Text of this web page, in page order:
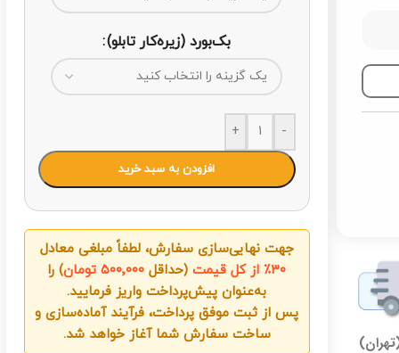
بک‌بورد (زیره‌کار تابلو)
-
+
افزودن به سبد خرید
جهت نهایی‌سازی سفارش، لطفاً مبلغی معادل
۳۰٪ از کل قیمت
(حداقل ۵۰۰٬۰۰۰ تومان
) را
به‌عنوان پیش‌پرداخت واریز فرمایید.
پس از ثبت موفق پرداخت، فرآیند آماده‌سازی و
ساخت سفارش شما آغاز خواهد شد.